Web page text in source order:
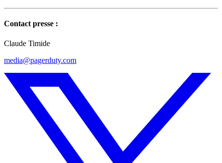
Contact presse :
Claude Timide
media@pagerduty.com